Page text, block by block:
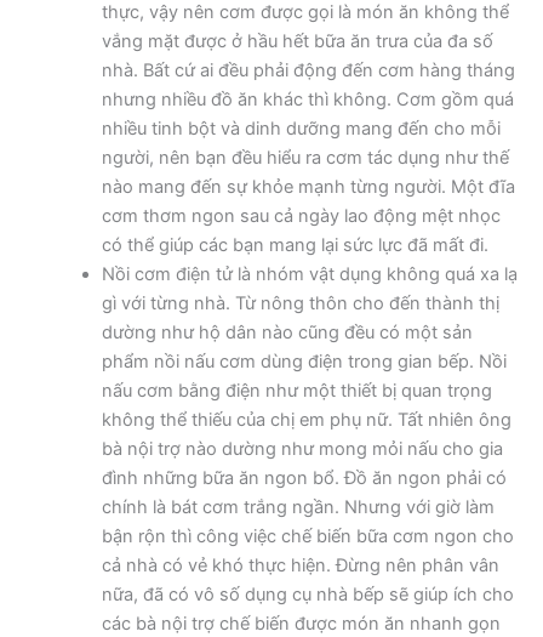
thực, vậy nên cơm được gọi là món ăn không thể
vắng mặt được ở hầu hết bữa ăn trưa của đa số
nhà. Bất cứ ai đều phải động đến cơm hàng tháng
nhưng nhiều đồ ăn khác thì không. Cơm gồm quá
nhiều tinh bột và dinh dưỡng mang đến cho mỗi
người, nên bạn đều hiểu ra cơm tác dụng như thế
nào mang đến sự khỏe mạnh từng người. Một đĩa
cơm thơm ngon sau cả ngày lao động mệt nhọc
có thể giúp các bạn mang lại sức lực đã mất đi.
Nồi cơm điện tử là nhóm vật dụng không quá xa lạ
gì với từng nhà. Từ nông thôn cho đến thành thị
dường như hộ dân nào cũng đều có một sản
phẩm nồi nấu cơm dùng điện trong gian bếp. Nồi
nấu cơm bằng điện như một thiết bị quan trọng
không thể thiếu của chị em phụ nữ. Tất nhiên ông
bà nội trợ nào dường như mong mỏi nấu cho gia
đình những bữa ăn ngon bổ. Đồ ăn ngon phải có
chính là bát cơm trắng ngần. Nhưng với giờ làm
bận rộn thì công việc chế biến bữa cơm ngon cho
cả nhà có vẻ khó thực hiện. Đừng nên phân vân
nữa, đã có vô số dụng cụ nhà bếp sẽ giúp ích cho
các bà nội trợ chế biến được món ăn nhanh gọn